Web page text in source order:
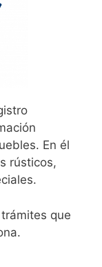
En él
rústicos,
que